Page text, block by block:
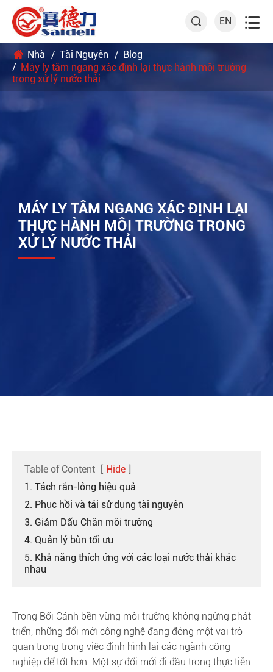
 EN 
Nhà Tài Nguyên
Blog
Máy ly tâm ngang xác định lại thực hành môi trường
trong xử lý nước thải
MÁY LY TÂM NGANG XÁC ĐỊNH LẠI
THỰC HÀNH MÔI TRƯỜNG TRONG
XỬ LÝ NƯỚC THẢI
Table of Content [ Hide ]
1. Tách rắn-lỏng hiệu quả
2. Phục hồi và tái sử dụng tài nguyên
3. Giảm Dấu Chân môi trường
4. Quản lý bùn tối ưu
5. Khả năng thích ứng với các loại nước thải khác
nhau
Trong Bối Cảnh bền vững môi trường không ngừng phát
triển, những đổi mới công nghệ đang đóng một vai trò
quan trọng trong việc định hình lại các ngành công
nghiệp để tốt hơn. Một sự đổi mới đi đầu trong thực tiễn